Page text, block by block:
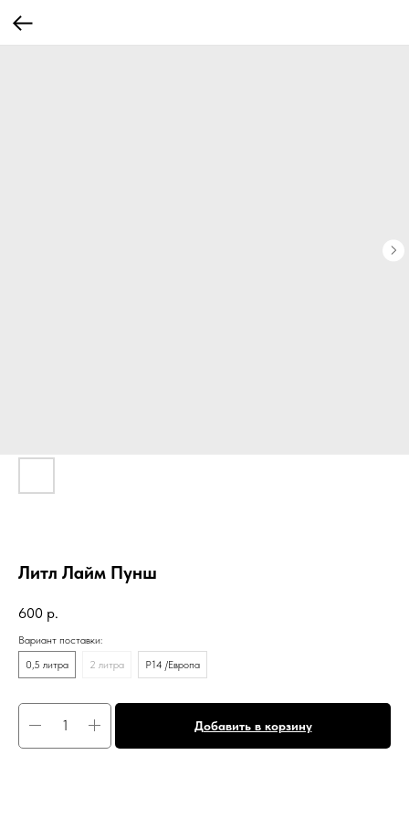
Литл Лайм Пунш
600 р.
Вариант поставки:
0,5 литра
2 литра P14 /Европа
Добавить в корзину